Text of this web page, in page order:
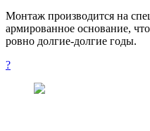
Монтаж производится на
армированное основание,
ровно долгие-долгие годы.
?